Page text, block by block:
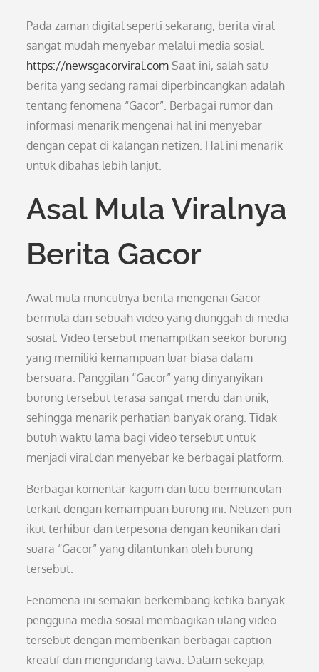
Pada zaman digital seperti sekarang, berita viral
sangat mudah menyebar melalui media sosial.
https://newsgacorviral.com Saat ini, salah satu
berita yang sedang ramai diperbincangkan adalah
tentang fenomena “Gacor”. Berbagai rumor dan
informasi menarik mengenai hal ini menyebar
dengan cepat di kalangan netizen. Hal ini menarik
untuk dibahas lebih lanjut.
Asal Mula Viralnya
Berita Gacor
Awal mula munculnya berita mengenai Gacor
bermula dari sebuah video yang diunggah di media
sosial. Video tersebut menampilkan seekor burung
yang memiliki kemampuan luar biasa dalam
bersuara. Panggilan “Gacor” yang dinyanyikan
burung tersebut terasa sangat merdu dan unik,
sehingga menarik perhatian banyak orang. Tidak
butuh waktu lama bagi video tersebut untuk
menjadi viral dan menyebar ke berbagai platform.
Berbagai komentar kagum dan lucu bermunculan
terkait dengan kemampuan burung ini. Netizen pun
ikut terhibur dan terpesona dengan keunikan dari
suara “Gacor” yang dilantunkan oleh burung
tersebut.
Fenomena ini semakin berkembang ketika banyak
pengguna media sosial membagikan ulang video
tersebut dengan memberikan berbagai caption
kreatif dan mengundang tawa. Dalam sekejap,